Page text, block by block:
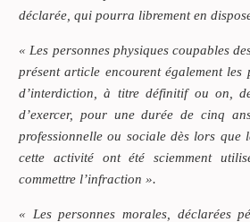
déclarée, qui pourra librement en
« Les personnes physiques coupables
présent article encourent également les
d’interdiction, à titre définitif ou on,
d’exercer, pour une durée de cinq
professionnelle ou sociale dès lors que
cette activité ont été sciemment
commettre l’infraction ».
« Les personnes morales, déclarées